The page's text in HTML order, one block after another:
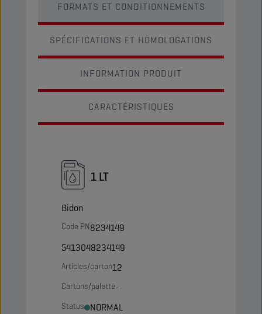
FORMATS ET CONDITIONNEMENTS
SPÉCIFICATIONS ET HOMOLOGATIONS
INFORMATION PRODUIT
CARACTÉRISTIQUES
1 LT
Bidon
Code PN8234149
5413048234149
Articles/carton12
Cartons/palette-
Status NORMAL